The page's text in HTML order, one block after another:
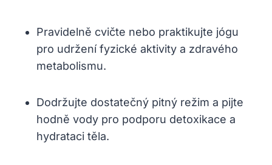
Pravidelně cvičte nebo praktikujte jógu
pro udržení fyzické aktivity a zdravého
metabolismu.
Dodržujte dostatečný pitný režim a pijte
hodně vody pro podporu detoxikace a
hydrataci těla.